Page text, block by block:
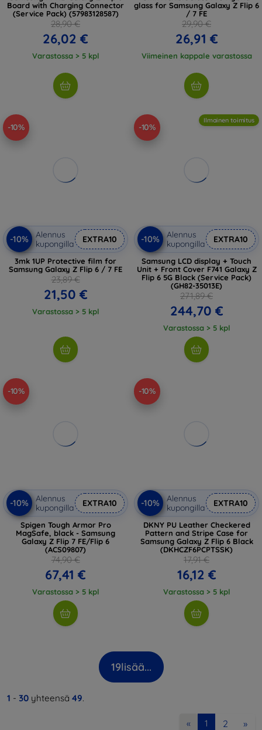
Board with Charging Connector
(Service Pack) (57983128587)
28,90 €
26,02 €
Varastossa > 5 kpl
glass for Samsung Galaxy Z Flip 6
/ 7 FE
29,90 €
26,91 €
Viimeinen kappale varastossa
-10%
-10%
Alennus
kupongilla
EXTRA10
3mk 1UP Protective film for
Samsung Galaxy Z Flip 6 / 7 FE
23,89 €
21,50 €
Varastossa > 5 kpl
-10%
Ilmainen toimitus
-10%
Alennus
kupongilla
EXTRA10
Samsung LCD display + Touch
Unit + Front Cover F741 Galaxy Z
Flip 6 5G Black (Service Pack)
(GH82-35013E)
271,89 €
244,70 €
Varastossa > 5 kpl
-10%
-10%
Alennus
kupongilla
EXTRA10
Spigen Tough Armor Pro
MagSafe, black - Samsung
Galaxy Z Flip 7 FE/Flip 6
(ACS09807)
74,90 €
67,41 €
Varastossa > 5 kpl
-10%
-10%
Alennus
kupongilla
EXTRA10
DKNY PU Leather Checkered
Pattern and Stripe Case for
Samsung Galaxy Z Flip 6 Black
(DKHCZF6PCPTSSK)
17,91 €
16,12 €
Varastossa > 5 kpl
19lisää...
1 - 30 yhteensä 49.
« 1 2 »